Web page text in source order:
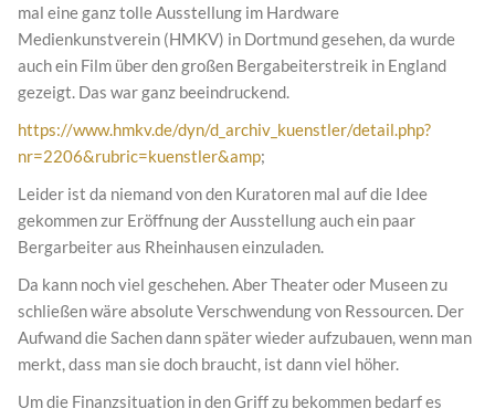
mal eine ganz tolle Ausstellung im Hardware
Medienkunstverein (HMKV) in Dortmund gesehen, da wurde
auch ein Film über den großen Bergabeiterstreik in England
gezeigt. Das war ganz beeindruckend.
https://www.hmkv.de/dyn/d_archiv_kuenstler/detail.php?
nr=2206&rubric=kuenstler&amp;
Leider ist da niemand von den Kuratoren mal auf die Idee
gekommen zur Eröffnung der Ausstellung auch ein paar
Bergarbeiter aus Rheinhausen einzuladen.
Da kann noch viel geschehen. Aber Theater oder Museen zu
schließen wäre absolute Verschwendung von Ressourcen. Der
Aufwand die Sachen dann später wieder aufzubauen, wenn man
merkt, dass man sie doch braucht, ist dann viel höher.
Um die Finanzsituation in den Griff zu bekommen bedarf es